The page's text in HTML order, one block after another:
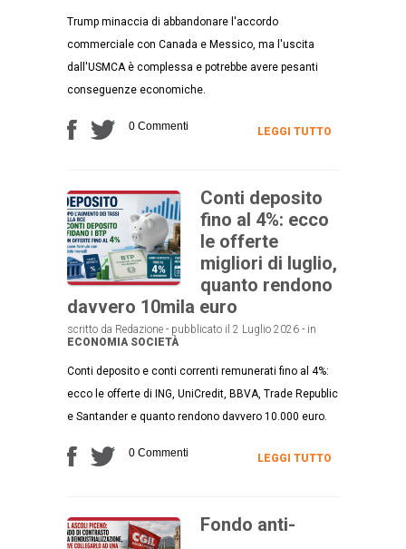
Trump minaccia di abbandonare l'accordo
commerciale con Canada e Messico, ma l'uscita
dall'USMCA è complessa e potrebbe avere pesanti
conseguenze economiche.
0 Commenti LEGGI TUTTO
Conti deposito
fino al 4%: ecco
le offerte
migliori di luglio,
quanto rendono
davvero 10mila euro
scritto da Redazione - pubblicato il 2 Luglio 2026 - in
ECONOMIA SOCIETÀ
Conti deposito e conti correnti remunerati fino al 4%:
ecco le offerte di ING, UniCredit, BBVA, Trade Republic
e Santander e quanto rendono davvero 10.000 euro.
0 Commenti LEGGI TUTTO
Fondo anti-